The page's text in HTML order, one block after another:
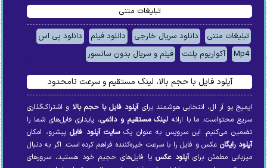
تبلیغات متنی
تبلیغات متنی دانلود سریال خارجی دانلود فیلم
دانلود پی اس
Mp4
آکواریوم پلنت فیلم و سریال بدون سانسور
آپلود فایل با حجم بالا، لینک مستقیم و سرعت نامحدود
ایمیج یو آر ال، انتخابی هوشمند برایآپلود فایل با حجم بالا و اشتراک‌گذاری
سریع محتواست. ما با ارائه لینک مستقیم و دائمی، پایداری فایل‌های شما را
تضمین می‌کنیم. این سرویس به عنوان یکسایت آپلود فایلپیشرو، امکان
آپلود رایگانعکس و فایل را با سرعت خیره‌کننده فراهم کرده است. اگر به دنبال
میزبانی مطمئن برایآپلود عکسیا فایل‌های حجیم خود هستید، سرورهای